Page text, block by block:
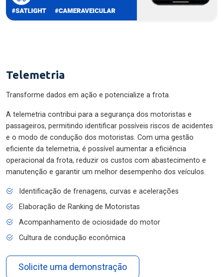
Telemetria
Transforme dados em ação e potencialize a frota.
A telemetria contribui para a segurança dos motoristas e
passageiros, permitindo identificar possíveis riscos de acidentes
e o modo de condução dos motoristas. Com uma gestão
eficiente da telemetria, é possível aumentar a eficiência
operacional da frota, reduzir os custos com abastecimento e
manutenção e garantir um melhor desempenho dos veículos.
Identificação de frenagens, curvas e acelerações
Elaboração de Ranking de Motoristas
Acompanhamento de ociosidade do motor
Cultura de condução econômica
Solicite uma demonstração